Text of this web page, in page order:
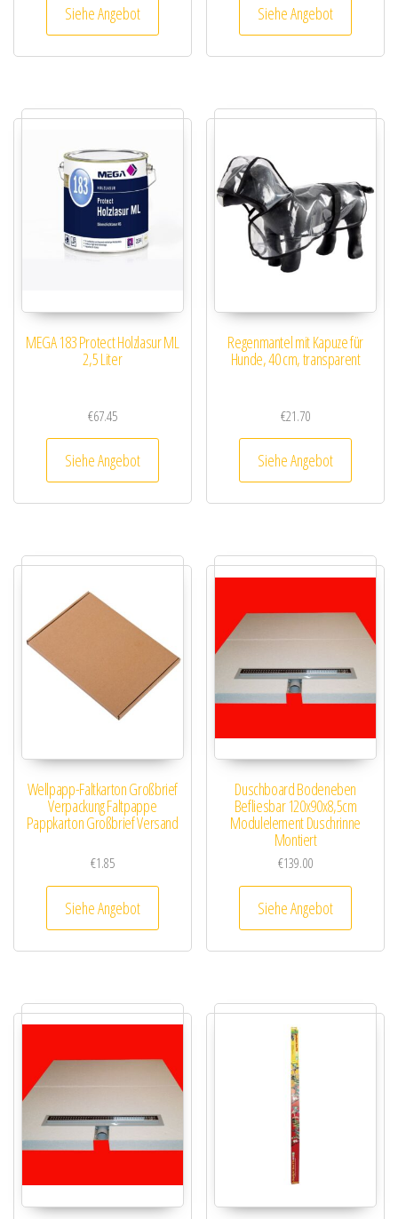
Siehe Angebot Siehe Angebot
MEGA 183 Protect Holzlasur ML
2,5 Liter
€67.45
Siehe Angebot
Regenmantel mit Kapuze für
Hunde, 40 cm, transparent
€21.70
Siehe Angebot
Wellpapp-Faltkarton Großbrief
Verpackung Faltpappe
Pappkarton Großbrief Versand
€1.85
Siehe Angebot
Duschboard Bodeneben
Befliesbar 120x90x8,5cm
Modulelement Duschrinne
Montiert
€139.00
Siehe Angebot